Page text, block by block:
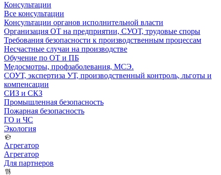
Консультации
Все консультации
Консультации органов исполнительной власти
Организация ОТ на предприятии, СУОТ, трудовые споры
Требования безопасности к производственным процессам
Несчастные случаи на производстве
Обучение по ОТ и ПБ
Медосмотры, профзаболевания, МСЭ.
СОУТ, экспертиза УТ, производственный контроль, льготы и
компенсации
СИЗ и СКЗ
Промышленная безопасность
Пожарная безопасность
ГО и ЧС
Экология
Агрегатор
Агрегатор
Для партнеров